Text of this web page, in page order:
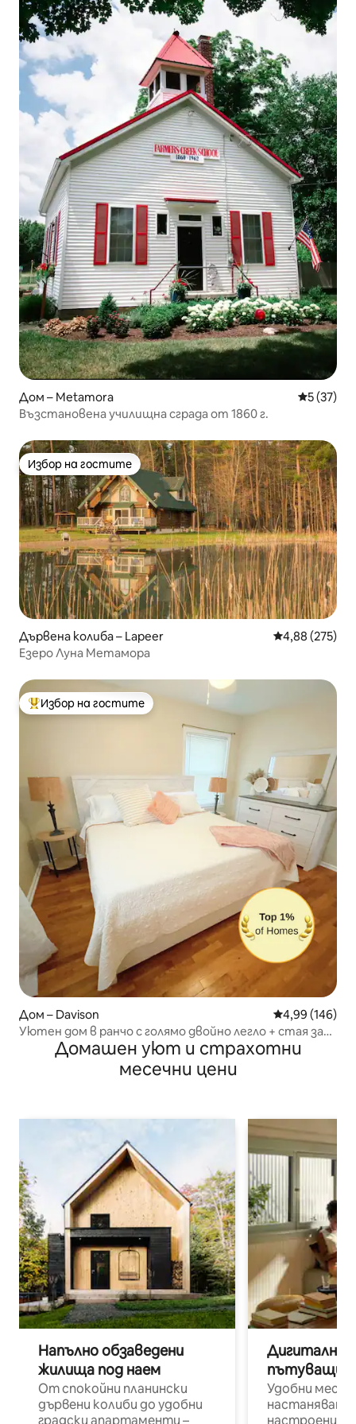
Дом – Metamora Средна
5 (37)
Възстановена училищна сграда от 1860 г.
Избор на гостите
Избор на гостите
Дървена колиба – Lapeer Средна
4,88 (275)
Езеро Луна Метамора
Най-популярен избор на гостите
Избор на гостите
Дом – Davison Средна
4,99 (146)
Уютен дом в ранчо с голямо двойно легло + стая за
игри + подходящо за домашни любимци
Домашен уют и страхотни
месечни цени
Напълно обзаведени
жилища под наем
От спокойни планински
дървени колиби до удобни
градски апартаменти –
Дигитални
пътуващи
Удобни
настаняване
настроени и